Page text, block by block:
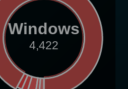
Windows
4,422